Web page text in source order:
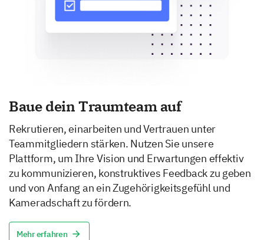
Baue dein Traumteam auf
Rekrutieren, einarbeiten und Vertrauen unter
Teammitgliedern stärken. Nutzen Sie unsere
Plattform, um Ihre Vision und Erwartungen effektiv
zu kommunizieren, konstruktives Feedback zu geben
und von Anfang an ein Zugehörigkeitsgefühl und
Kameradschaft zu fördern.
Mehr erfahren